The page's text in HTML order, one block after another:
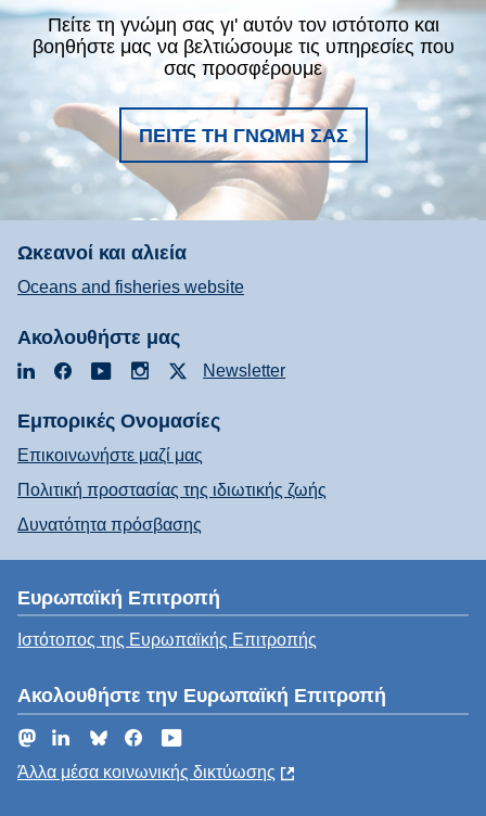
Πείτε τη γνώμη σας γι' αυτόν τον ιστότοπο και
βοηθήστε μας να βελτιώσουμε τις υπηρεσίες που
σας προσφέρουμε
ΠΕΊΤΕ ΤΗ ΓΝΏΜΗ ΣΑΣ
Ωκεανοί και αλιεία
Oceans and fisheries website
Ακολουθήστε μας
LinkedInFacebookYouTubeInstagramNewsletter
Εμπορικές Ονομασίες
Επικοινωνήστε μαζί μας
Πολιτική προστασίας της ιδιωτικής ζωής
Δυνατότητα πρόσβασης
Ευρωπαϊκή Επιτροπή
Ιστότοπος της Ευρωπαϊκής Επιτροπής
Ακολουθήστε την Ευρωπαϊκή Επιτροπή
MastodonLinkedInBlueskyFacebook
Άλλα μέσα κοινωνικής δικτύωσης